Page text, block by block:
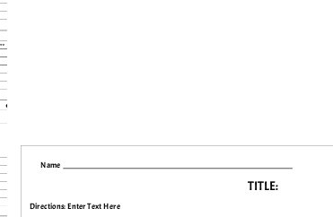
Name
TITLE :
Directions: Enter Text Here